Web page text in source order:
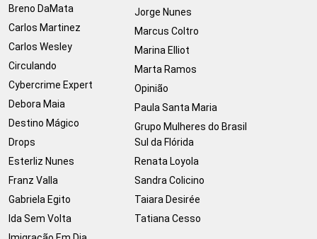
Breno DaMata
Carlos Martinez
Carlos Wesley
Circulando
Cybercrime Expert
Debora Maia
Destino Mágico
Drops
Esterliz Nunes
Franz Valla
Gabriela Egito
Ida Sem Volta
Jorge Nunes
Marcus Coltro
Marina Elliot
Marta Ramos
Opinião
Paula Santa Maria
Grupo Mulheres do Brasil
Sul da Flórida
Renata Loyola
Sandra Colicino
Taiara Desirée
Tatiana Cesso